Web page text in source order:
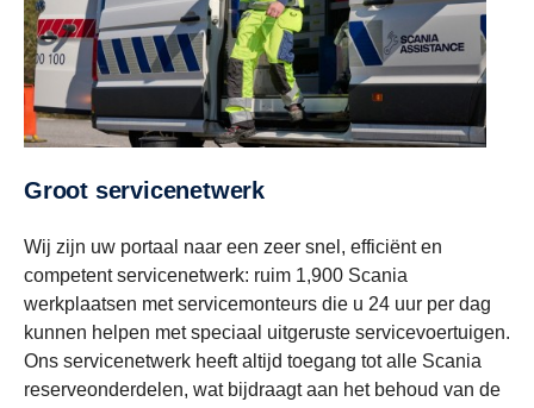
Groot servicenetwerk
Wij zijn uw portaal naar een zeer snel, efficiënt en
competent servicenetwerk: ruim 1,900 Scania
werkplaatsen met servicemonteurs die u 24 uur per dag
kunnen helpen met speciaal uitgeruste servicevoertuigen.
Ons servicenetwerk heeft altijd toegang tot alle Scania
reserveonderdelen, wat bijdraagt aan het behoud van de